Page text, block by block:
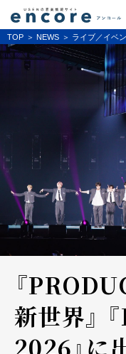
TOP NEWS ライブ／イベ
『
新世界』
2026』に